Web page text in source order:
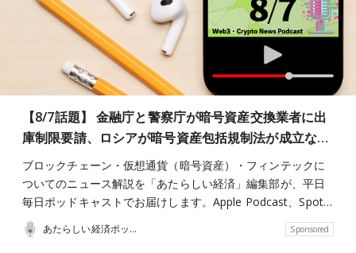
【8/7話題】 金融庁と警察庁が暗号資産交換業者に出
庫制限要請、ロシアが暗号資産包括規制法が成立な…
ブロックチェーン・仮想通貨（暗号資産）・フィンテックに
ついてのニュース解説を「あたらしい経済」編集部が、平日
毎日ポッドキャストでお届けします。Apple Podcast、Spot…
あたらしい経済ポッドキャスト Sponsored